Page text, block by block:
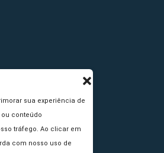
sua experiência de
conteúdo
tráfego. Ao clicar em
com nosso uso de